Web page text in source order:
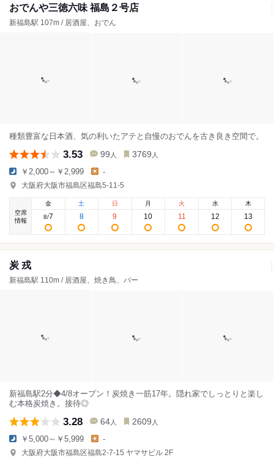
おでんや三徳六味 福島２号店
新福島駅 107m / 居酒屋、おでん
種類豊富な日本酒、気の利いたアテと自慢のおでんを古き良き空間で。
3.53 99 人 3769 人
￥2,000～￥2,999 -
大阪府大阪市福島区福島5-11-5
空席
情報
金
8/7
土
8
日
9
月
10
火
11
水
12
木
13
炭 戎
新福島駅 110m / 居酒屋、焼き鳥、バー
新福島駅2分◆4/8オープン！炭焼き一筋17年。隠れ家でしっとりと楽し
む本格炭焼き。接待◎
3.28 64 人 2609 人
￥5,000～￥5,999 -
大阪府大阪市福島区福島2-7-15 ヤマサビル 2F